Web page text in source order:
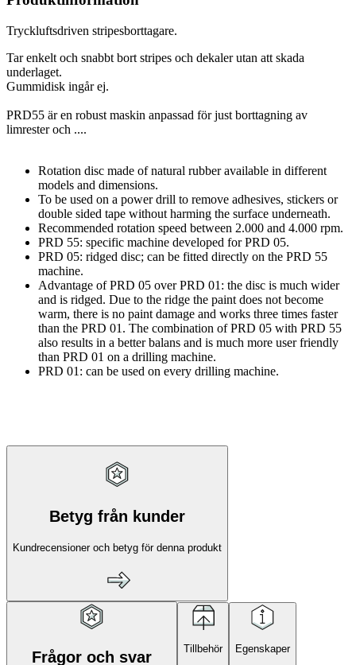
Tryckluftsdriven stripesborttagare.
Tar enkelt och snabbt bort stripes och dekaler utan att skada
underlaget.
Gummidisk ingår ej.
PRD55 är en robust maskin anpassad för just borttagning av
limrester och ....
Rotation disc made of natural rubber available in different
models and dimensions.
To be used on a power drill to remove adhesives, stickers or
double sided tape without harming the surface underneath.
Recommended rotation speed between 2.000 and 4.000 rpm.
PRD 55: specific machine developed for PRD 05.
PRD 05: ridged disc; can be fitted directly on the PRD 55
machine.
Advantage of PRD 05 over PRD 01: the disc is much wider
and is ridged. Due to the ridge the paint does not become
warm, there is no paint damage and works three times faster
than the PRD 01. The combination of PRD 05 with PRD 55
also results in a better balans and is much more user friendly
than PRD 01 on a drilling machine.
PRD 01: can be used on every drilling machine.
Betyg från kunder
Kundrecensioner och betyg för denna produkt
Frågor och svar
Tillbehör Egenskaper